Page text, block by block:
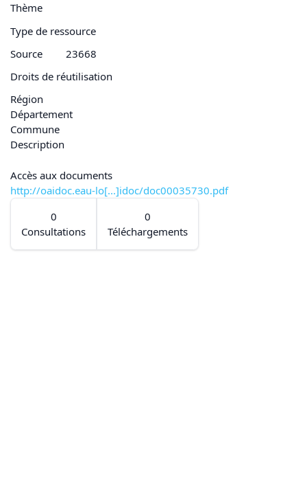
Thème
Type de ressource
Source
23668
Droits de réutilisation
Région
Département
Commune
Description
Accès aux documents
http://oaidoc.eau-lo[...]idoc/doc00035730.pdf
0
Consultations
0
Téléchargements